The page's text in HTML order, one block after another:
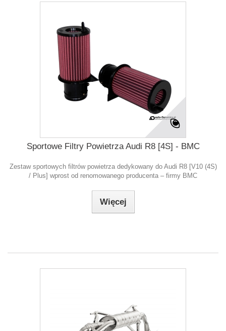
Sportowe Filtry Powietrza Audi R8 [4S] - BMC
Zestaw sportowych filtrów powietrza dedykowany do Audi R8 [V10 (4S)
/ Plus] wprost od renomowanego producenta – firmy BMC
Więcej